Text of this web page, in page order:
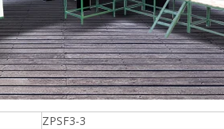
ZPSF3-3